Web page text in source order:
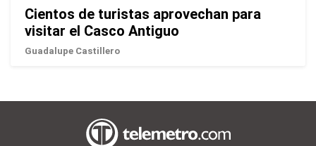
Cientos de turistas aprovechan para
visitar el Casco Antiguo
Guadalupe Castillero